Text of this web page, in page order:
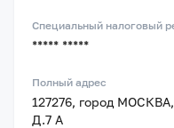
Специальный налоговый
***** *****
Полный адрес
127276, город
Д.7 А